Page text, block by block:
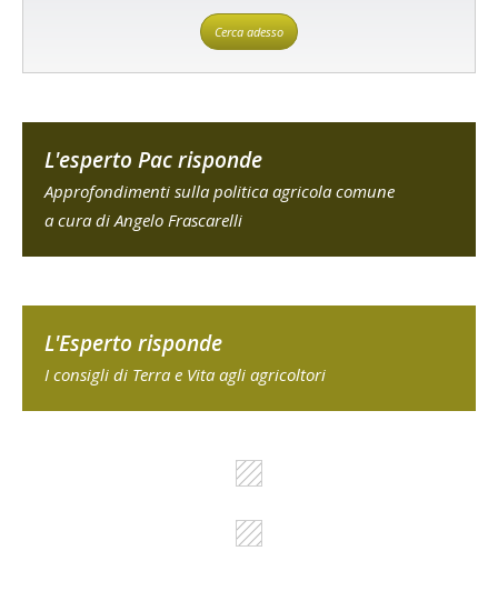
Cerca adesso
L'esperto Pac risponde
Approfondimenti sulla politica agricola comune
a cura di Angelo Frascarelli
L'Esperto risponde
I consigli di Terra e Vita agli agricoltori